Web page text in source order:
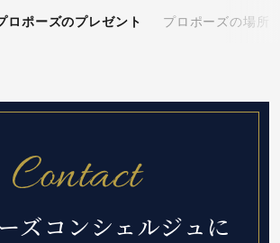
ロポーズのプレゼント プロポーズの場所
ズコンシェルジュに